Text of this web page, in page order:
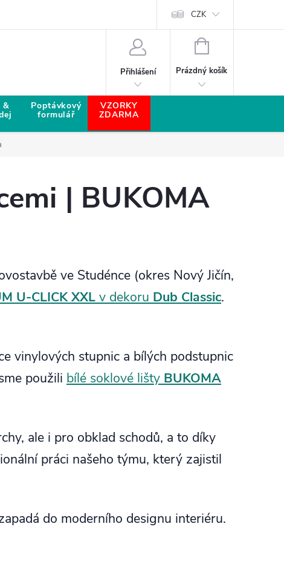
CZK
Přihlášení
NÁKUPNÍ KOŠÍK
Prázdný košík
& Poptávkový
formulář
VZORKY
ZDARMA
| BUKOMA
ve Studénce (okres Nový Jičín,
U-CLICK XXLv dekoru Dub Classic.
vinylových stupnic a bílých podstupnic
použili bílé soklové lišty BUKOMA
ale i pro obklad schodů, a to díky
práci našeho týmu, který zajistil
do moderního designu interiéru.